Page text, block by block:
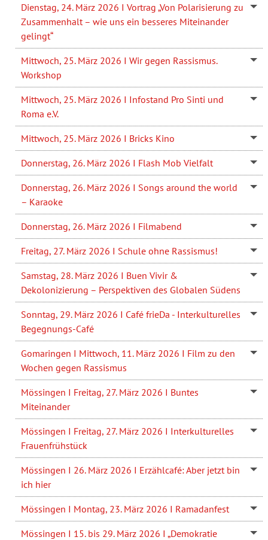
Dienstag, 24. März 2026 I Vortrag „Von Polarisierung zu
Zusammenhalt – wie uns ein besseres Miteinander
gelingt“
Mittwoch, 25. März 2026 I Wir gegen Rassismus.
Workshop
Mittwoch, 25. März 2026 I Infostand Pro Sinti und
Roma e.V.
Mittwoch, 25. März 2026 I Bricks Kino
Donnerstag, 26. März 2026 I Flash Mob Vielfalt
Donnerstag, 26. März 2026 I Songs around the world
– Karaoke
Donnerstag, 26. März 2026 I Filmabend
Freitag, 27. März 2026 I Schule ohne Rassismus!
Samstag, 28. März 2026 I Buen Vivir &
Dekolonizierung – Perspektiven des Globalen Südens
Sonntag, 29. März 2026 I Café frieDa - Interkulturelles
Begegnungs-Café
Gomaringen I Mittwoch, 11. März 2026 I Film zu den
Wochen gegen Rassismus
Mössingen I Freitag, 27. März 2026 I Buntes
Miteinander
Mössingen I Freitag, 27. März 2026 I Interkulturelles
Frauenfrühstück
Mössingen I 26. März 2026 I Erzählcafé: Aber jetzt bin
ich hier
Mössingen I Montag, 23. März 2026 I Ramadanfest
Mössingen I 15. bis 29. März 2026 I „Demokratie